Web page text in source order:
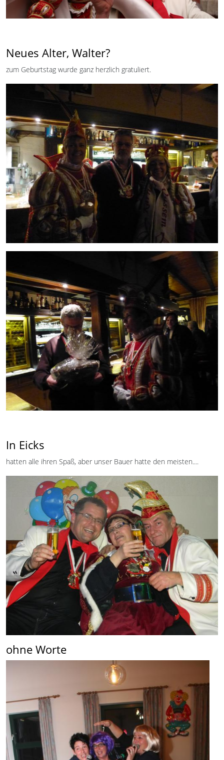
Neues Alter, Walter?
zum Geburtstag wurde ganz herzlich gratuliert.
In Eicks
hatten alle ihren Spaß, aber unser Bauer hatte den meisten....
ohne Worte